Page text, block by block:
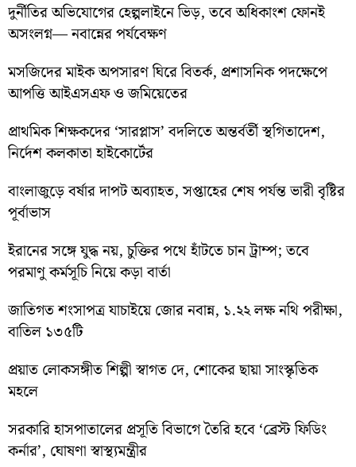
দুর্নীতির অভিযোগের হেল্পলাইনে ভিড়, তবে অধিকাংশ ফোনই
অসংলগ্ন— নবান্নের পর্যবেক্ষণ
মসজিদের মাইক অপসারণ ঘিরে বিতর্ক, প্রশাসনিক পদক্ষেপে
আপত্তি আইএসএফ ও জমিয়েতের
প্রাথমিক শিক্ষকদের ‘সারপ্লাস’ বদলিতে অন্তর্বর্তী স্থগিতাদেশ,
নির্দেশ কলকাতা হাইকোর্টের
বাংলাজুড়ে বর্ষার দাপট অব্যাহত, সপ্তাহের শেষ পর্যন্ত ভারী বৃষ্টির
পূর্বাভাস
ইরানের সঙ্গে যুদ্ধ নয়, চুক্তির পথে হাঁটতে চান ট্রাম্প; তবে
পরমাণু কর্মসূচি নিয়ে কড়া বার্তা
জাতিগত শংসাপত্র যাচাইয়ে জোর নবান্ন, ১.২২ লক্ষ নথি পরীক্ষা,
বাতিল ১৩৫টি
প্রয়াত লোকসঙ্গীত শিল্পী স্বাগত দে, শোকের ছায়া সাংস্কৃতিক
মহলে
সরকারি হাসপাতালের প্রসূতি বিভাগে তৈরি হবে ‘ব্রেস্ট ফিডিং
কর্নার’, ঘোষণা স্বাস্থ্যমন্ত্রীর